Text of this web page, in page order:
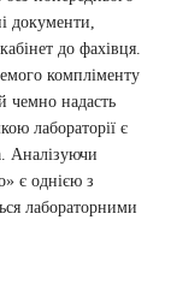
документи,
до фахівця.
компліменту
чемно надасть
лабораторії є
Аналізуючи
є однією з
лабораторними